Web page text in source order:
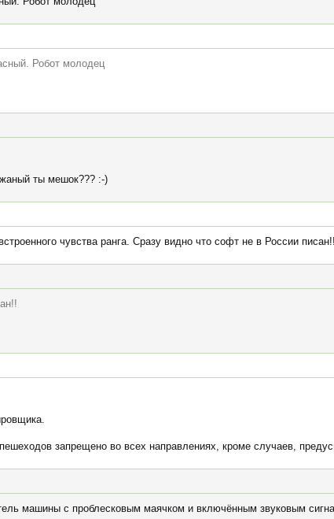
Робот молодец
ты мешок??? :-)
встроенного чувства ранга. Сразу видно что софт не в России
запрещено во всех направлениях, кроме случаев,
машины с проблесковым маячком и включённым звуковым